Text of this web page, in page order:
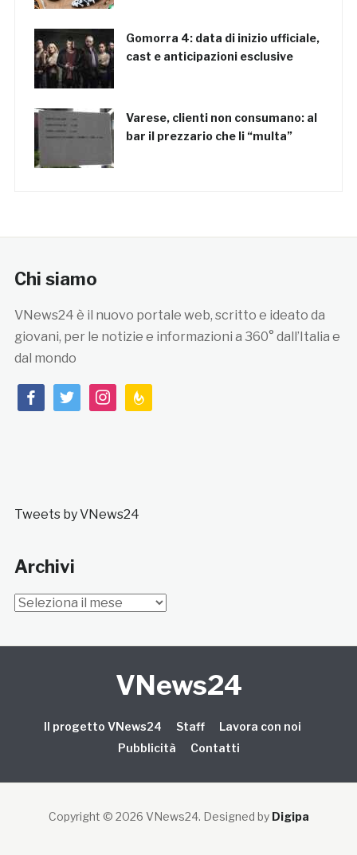
Gomorra 4: data di inizio ufficiale,
cast e anticipazioni esclusive
Varese, clienti non consumano: al
bar il prezzario che li “multa”
Chi siamo
VNews24 è il nuovo portale web, scritto e ideato da
giovani, per le notizie e informazioni a 360° dall’Italia e
dal mondo
facebooktwitterinstagramfeedburner
Tweets by VNews24
Archivi
Archivi
VNews24
Il progetto VNews24 Staff
Lavora con noi
Pubblicità
Contatti
Copyright © 2026 VNews24. Designed by Digipa